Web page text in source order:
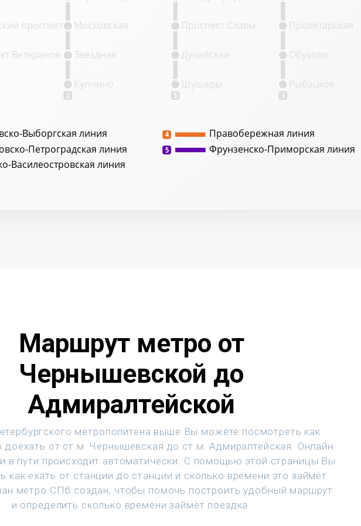
Выборгская линия
Петроградская линия
Василеостровская линия
Правобережная линия
4
Фрунзенско-Приморская линия
5
2 5 3
Ветеранов
проспект
Купчино
Звёздная
Московская
Рыбацкое
Обухово
Пролетарская
Проспект Славы
Дунайская
Шушары
Маршрут метро от
Чернышевской до
Адмиралтейской
метрополитена выше Вы можете посмотреть как
доехать от ст.м. Чернышевская до ст.м. Адмиралтейская. Онлайн
в пути происходит автоматически. С помощью этой страницы Вы
как ехать от станции до станции и сколько времени это займёт.
метро СПб создан, чтобы помочь построить удобный маршрут
и определить сколько времени займёт поездка.